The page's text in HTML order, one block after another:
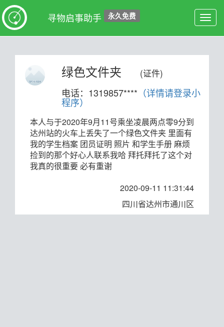
寻物启事助手 永久免费
绿色文件夹 (证件)
电话：1319857**** （详情请登录小
程序）
本人与于2020年9月11号乘坐凌晨两点零9分到
达州站的火车上丢失了一个绿色文件夹 里面有
我的学生档案 团员证明 照片 和学生手册 麻烦
捡到的那个好心人联系我哈 拜托拜托了这个对
我真的很重要 必有重谢
2020-09-11 11:31:44
四川省达州市通川区